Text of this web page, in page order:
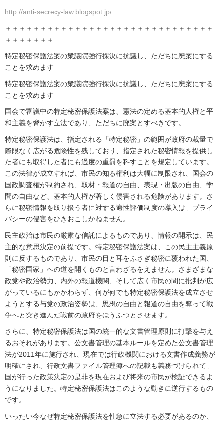
http://anti-secrecy-law.blogspot.jp/
＋＋＋＋＋＋＋＋＋＋＋＋＋＋＋＋＋＋＋＋＋＋＋＋＋＋＋＋＋＋
＋＋＋＋＋＋＋
特定秘密保護法案の衆議院強行採決に抗議し、ただちに廃案にする
ことを求めます
特定秘密保護法案の衆議院強行採決に抗議し、ただちに廃案にする
ことを求めます
国会で審議中の特定秘密保護法案は、憲法の定める基本的人権と平
和主義を脅かす立法であり、ただちに廃案とすべきです。
特定秘密保護法は、指定される「特定秘密」の範囲が政府の裁量で
際限なく広がる危険性を残しており、指定された秘密情報を提供し
た者にも取得した者にも過度の重罰を科すことを規定しています。
この法律が成立すれば、市民の知る権利は大幅に制限され、国会の
国政調査権が制約され、取材・報道の自由、表現・出版の自由、学
問の自由など、基本的人権が著しく侵害される危険があります。さ
らに秘密情報を取り扱う者に対する適性評価制度の導入は、プライ
バシーの侵害をひきおこしかねません。
民主政治は市民の厳粛な信託によるものであり、情報の開示は、民
主的な意思決定の前提です。特定秘密保護法案は、この民主主義原
則に反するものであり、市民の目と耳をふさぎ秘密に覆われた国、
「秘密国家」への道を開くものと言わざるをえません。さまざまな
政党や政治勢力、内外の報道機関、そして広く市民の間に批判が広
がっているにもかかわらず、何が何でも特定秘密保護法を成立させ
ようとする与党の政治姿勢は、思想の自由と報道の自由を奪って戦
争へと突き進んだ戦前の政府をほうふつとさせます。
さらに、特定秘密保護法は国の統一的な文書管理原則に打撃を与え
るおそれがあります。公文書管理の基本ルールを定めた公文書管理
法が2011年に施行され、現在では行政機関における文書作成義務が
明確にされ、行政文書ファイル管理簿への記載も義務づけられて、
国が行った政策決定の是非を現在および将来の市民が検証できるよ
うになりました。特定秘密保護法はこのような動きに逆行するもの
です。
いったい今なぜ特定秘密保護法を性急に立法する必要があるのか、